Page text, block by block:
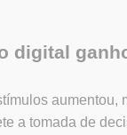
digital
a tomada de